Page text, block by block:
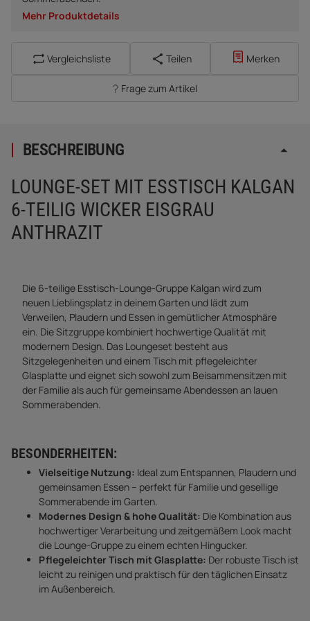
Mehr Produktdetails
Vergleichsliste Teilen Merken
Frage zum Artikel
BESCHREIBUNG
LOUNGE-SET MIT ESSTISCH KALGAN
6-TEILIG WICKER EISGRAU
ANTHRAZIT
Die 6-teilige Esstisch-Lounge-Gruppe Kalgan wird zum
neuen Lieblingsplatz in deinem Garten und lädt zum
Verweilen, Plaudern und Essen in gemütlicher Atmosphäre
ein. Die Sitzgruppe kombiniert hochwertige Qualität mit
modernem Design. Das Loungeset besteht aus
Sitzgelegenheiten und einem Tisch mit pflegeleichter
Glasplatte und eignet sich sowohl zum Beisammensitzen mit
der Familie als auch für gemeinsame Abendessen an lauen
Sommerabenden.
BESONDERHEITEN:
Vielseitige Nutzung: Ideal zum Entspannen, Plaudern und
gemeinsamen Essen – perfekt für Familie und gesellige
Sommerabende im Garten.
Modernes Design & hohe Qualität: Die Kombination aus
hochwertiger Verarbeitung und zeitgemäßem Look macht
die Lounge-Gruppe zu einem echten Hingucker.
Pflegeleichter Tisch mit Glasplatte: Der robuste Tisch ist
leicht zu reinigen und praktisch für den täglichen Einsatz
im Außenbereich.